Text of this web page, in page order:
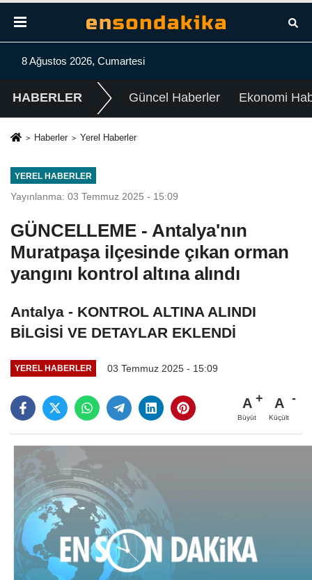
8 Ağustos 2026, Cumartesi
HABERLER Güncel Haberler Ekonomi
Haberler Yerel Haberler
YEREL HABERLER
Yayınlanma: 03 Temmuz 2025 - 15:09
GÜNCELLEME - Antalya'nın
Muratpaşa ilçesinde çıkan orman
yangını kontrol altına alındı
Antalya - KONTROL ALTINA ALINDI
BİLGİSİ VE DETAYLAR EKLENDİ
YEREL HABERLER 03 Temmuz 2025 - 15:09
A
Büyüt
A
Küçült